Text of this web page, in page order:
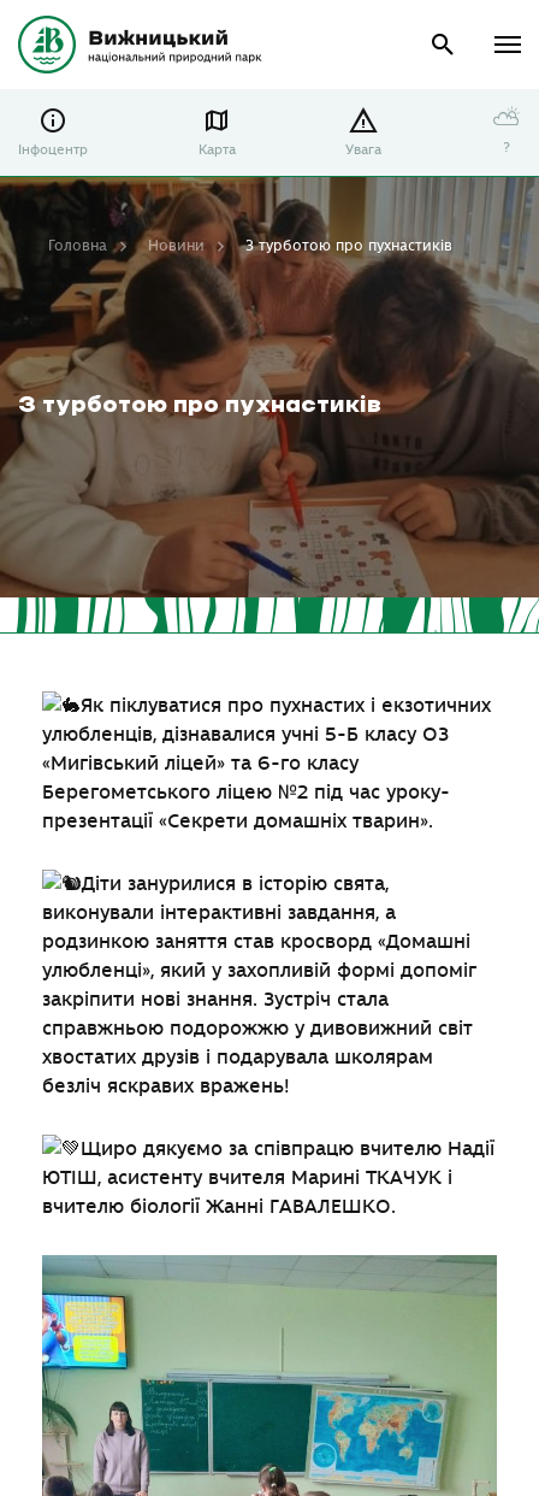
Інфоцентр Карта Увага
⛅
?
З турботою про пухнастиків
Головна Новини З турботою про пухнастиків
Як піклуватися про пухнастих і екзотичних
улюбленців, дізнавалися учні 5-Б класу ОЗ
«Мигівський ліцей» та 6-го класу
Берегометського ліцею №2 під час уроку-
презентації «Секрети домашніх тварин».
Діти занурилися в історію свята,
виконували інтерактивні завдання, а
родзинкою заняття став кросворд «Домашні
улюбленці», який у захопливій формі допоміг
закріпити нові знання. Зустріч стала
справжньою подорожжю у дивовижний світ
хвостатих друзів і подарувала школярам
безліч яскравих вражень!
Щиро дякуємо за співпрацю вчителю Надії
ЮТІШ, асистенту вчителя Марині ТКАЧУК і
вчителю біології Жанні ГАВАЛЕШКО.